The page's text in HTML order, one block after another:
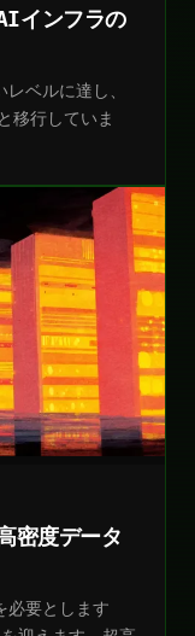
インフラの
ベルに達し、
移行していま
密度データ
必要とします